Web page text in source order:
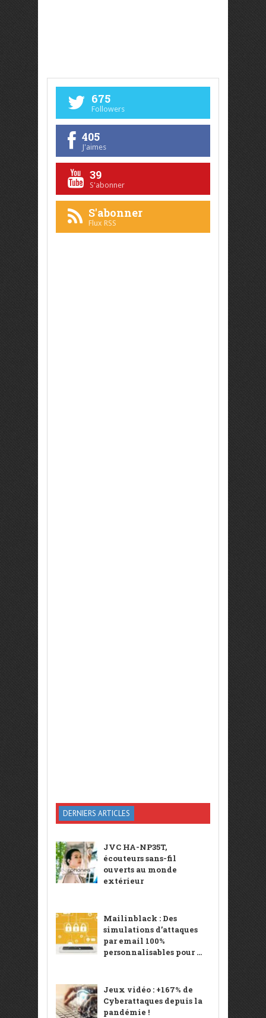
675
Followers
405
J'aimes
39
S'abonner
S'abonner
Flux RSS
DERNIERS ARTICLES
JVC HA-NP35T,
écouteurs sans-fil
ouverts au monde
extérieur
Mailinblack : Des
simulations d’attaques
par email 100%
personnalisables pour ...
Jeux vidéo : +167% de
Cyberattaques depuis la
pandémie !